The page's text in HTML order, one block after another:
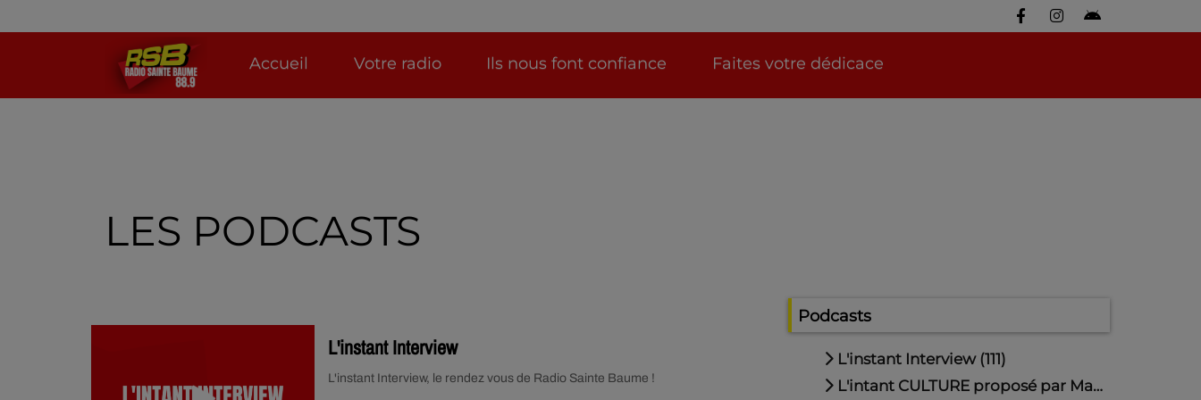
Accueil Votre radio Ils nous font confiance Faites votre dédicace
LES PODCASTS
L'instant Interview
L'instant Interview, le rendez vous de Radio Sainte Baume !
Podcasts
L'instant Interview (111)
L'intant CULTURE proposé par Maude (10)